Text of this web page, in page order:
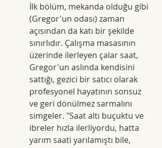
İlk bölüm, mekanda olduğu gibi
(Gregor'un odası) zaman
açısından da katı bir şekilde
sınırlıdır. Çalışma masasının
üzerinde ilerleyen çalar saat,
Gregor'un aslında kendisini
sattığı, gezici bir satıcı olarak
profesyonel hayatının sonsuz
ve geri dönülmez sarmalını
simgeler. "Saat altı buçuktu ve
ibreler hızla ilerliyordu, hatta
yarım saati yarılamıştı bile,